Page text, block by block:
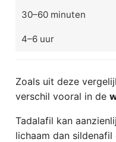
30–60 minuten
4–6 uur
Zoals uit deze
verschil vooral in de
Tadalafil kan
lichaam dan